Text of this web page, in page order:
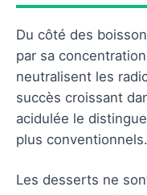
Du côté des
par sa
neutralisent les
succès croissant
acidulée le
plus conventionnels.
Les desserts ne